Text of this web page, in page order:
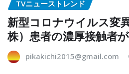
TVニューストレンド
新型コロナウイルス変
株）患者の濃厚接触者
pikakichi2015@gmail.com